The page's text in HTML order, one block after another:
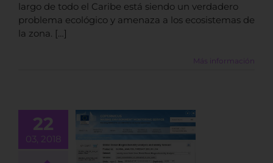
largo de todo el Caribe está siendo un verdadero
problema ecológico y amenaza a los ecosistemas de
la zona. […]
Más información
22
03, 2018